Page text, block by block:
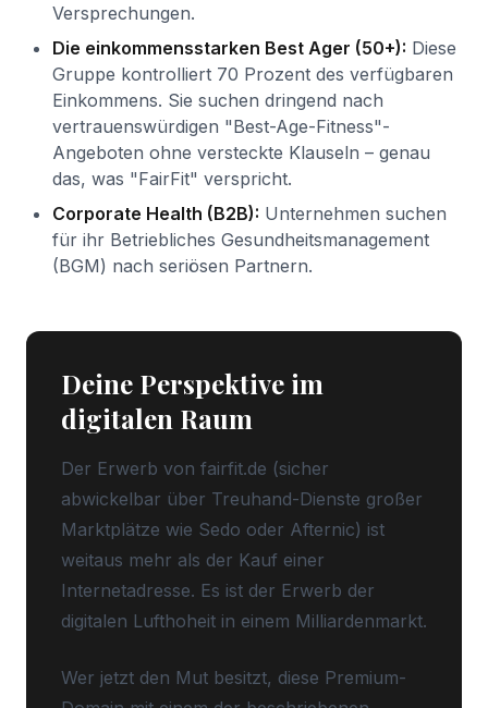
Versprechungen.
Die einkommensstarken Best Ager (50+): Diese
Gruppe kontrolliert 70 Prozent des verfügbaren
Einkommens. Sie suchen dringend nach
vertrauenswürdigen "Best-Age-Fitness"-
Angeboten ohne versteckte Klauseln – genau
das, was "FairFit" verspricht.
Corporate Health (B2B): Unternehmen suchen
für ihr Betriebliches Gesundheitsmanagement
(BGM) nach seriösen Partnern.
Deine Perspektive im
digitalen Raum
Der Erwerb von fairfit.de (sicher
abwickelbar über Treuhand-Dienste großer
Marktplätze wie Sedo oder Afternic) ist
weitaus mehr als der Kauf einer
Internetadresse. Es ist der Erwerb der
digitalen Lufthoheit in einem Milliardenmarkt.
Wer jetzt den Mut besitzt, diese Premium-